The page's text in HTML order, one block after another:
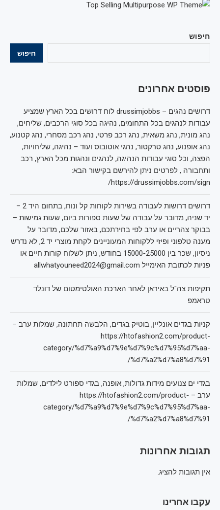
חיפוש
חיפוש
פוסטים אחרונים
דרושים נהגים – drussimjobbs לוח דרושים בכל הארץ שמציע
עבודות לנהגים בכל התחומים, נהיגה בכל סוגי הרכבים, שליחים,
נהג מונית, נהג משאית, נהג רכב פרטי, נהג רכב מסחרי, נהג קטנוע,
נהג אופנוע, נהג טרקטור, נהגי אוטובוס ועוד – נהיגה, שליחויות,
הפצה, וכל סוגי עבודות הנהיגה, לנהגים ונהגות מכל הארץ, רכב
ותחבורה , לפרטים ניתן להירשם בקישור הבא:
https://drussimjobbs.com/sign/
דרושים דרושות לעבודה בשירות לקוחות קל ונוח, בתחום היד 2 –
יד שניה, מדובר על עבודה של שעות ספורות ביום, שעות גמישות –
בבוקר צהריים או ערב לפי בחירתכם, באזור שלכם, מדובר על
מענה טלפוני ופיזי ללקוחות המעוניינים לקחת מוצרי יד 2, לא נדרש
ניסיון, שכר בין 15000-25000 בחודש, ניתן לשלוח קורות חיים או
פניות לכתובת האימייל allwhatyouneed2024@gmail.com
תקיפות צה"ל באיראן לאחר הארכת האולטימטום של דונלד
טראמפ
קניות בגדים אונליין, בוטיק בגדים, הלבשה תחתונה, שמלות ערב –
https://htofashion2.com/product-
category/%d7%a9%d7%9e%d7%9c%d7%95%d7%aa-
%d7%a2%d7%a8%d7%91/
בגדי ים צנועים מידות גדולות, אופנה, בגדי ספורט לילדים, שמלות
ערב – https://htofashion2.com/product-
category/%d7%a9%d7%9e%d7%9c%d7%95%d7%aa-
%d7%a2%d7%a8%d7%91/
תגובות אחרונות
אין תגובות להציג.
עקבו אחרינו